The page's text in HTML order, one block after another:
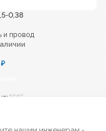
0,38
и провод
₽
1665